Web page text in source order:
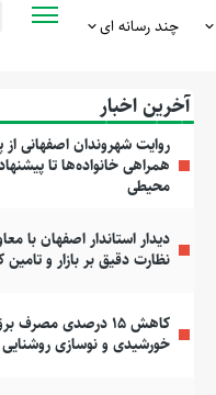
چند رسانه ای
آخرین اخبار
همراهی خانواده‌ها تا
محیطی
دیدار استاندار اصفهان با
نظارت دقیق بر بازار و
خورشیدی و نوسازی